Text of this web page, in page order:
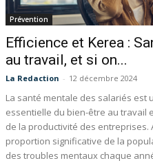
Prévention
Efficience et Kerea :
au travail, et si on...
La Redaction - 12 décembre 2024
La santé mentale des salariés est
essentielle du bien-être au travail
de la productivité des entreprises.
proportion significative de la
des troubles mentaux chaque